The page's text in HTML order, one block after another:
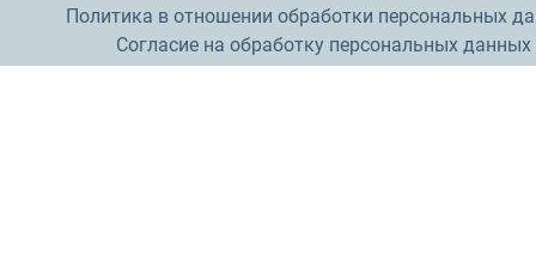
Политика в отношении обработки персональных
Согласие на обработку персональных данных